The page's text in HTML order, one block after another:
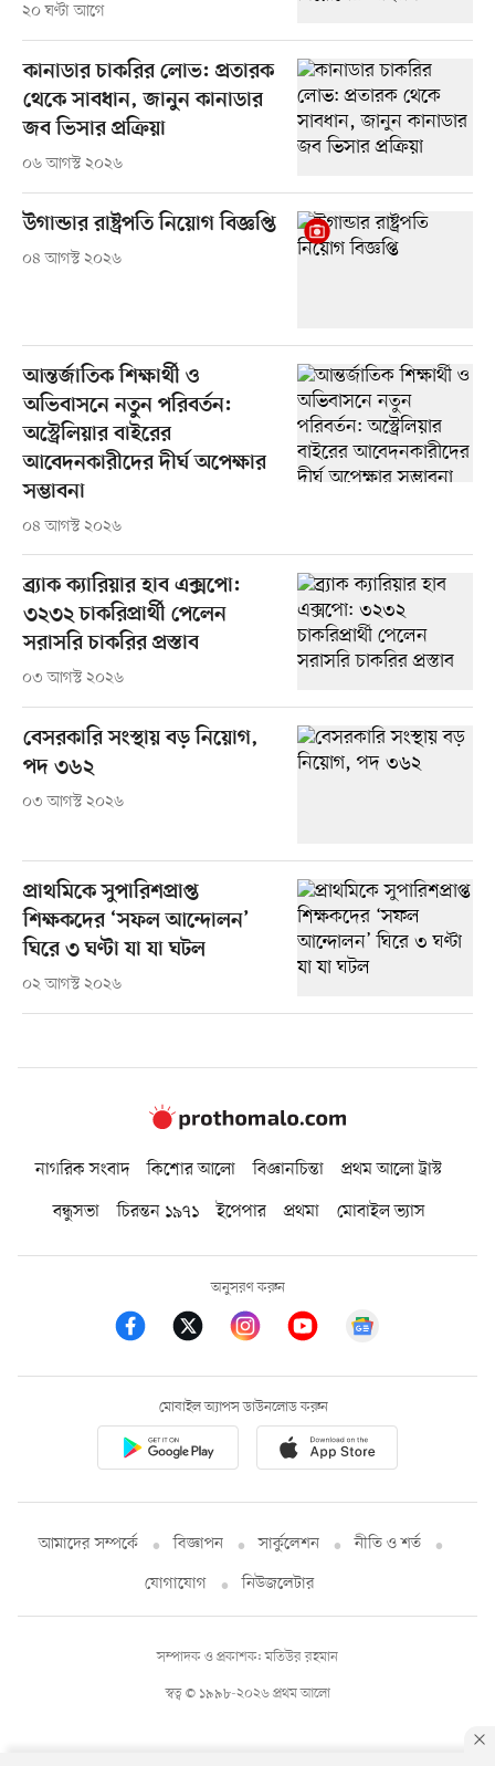
২০ ঘণ্টা আগে
কানাডার চাকরির লোভ: প্রতারক
থেকে সাবধান, জানুন কানাডার
জব ভিসার প্রক্রিয়া
০৬ আগস্ট ২০২৬
উগান্ডার রাষ্ট্রপতি নিয়োগ বিজ্ঞপ্তি
০৪ আগস্ট ২০২৬
আন্তর্জাতিক শিক্ষার্থী ও
অভিবাসনে নতুন পরিবর্তন:
অস্ট্রেলিয়ার বাইরের
আবেদনকারীদের দীর্ঘ অপেক্ষার
সম্ভাবনা
০৪ আগস্ট ২০২৬
ব্র্যাক ক্যারিয়ার হাব এক্সপো:
৩২৩২ চাকরিপ্রার্থী পেলেন
সরাসরি চাকরির প্রস্তাব
০৩ আগস্ট ২০২৬
বেসরকারি সংস্থায় বড় নিয়োগ,
পদ ৩৬২
০৩ আগস্ট ২০২৬
প্রাথমিকে সুপারিশপ্রাপ্ত
শিক্ষকদের ‘সফল আন্দোলন’
ঘিরে ৩ ঘণ্টা যা যা ঘটল
০২ আগস্ট ২০২৬
নাগরিক সংবাদ কিশোর আলো বিজ্ঞানচিন্তা
প্রথম আলো ট্রাস্ট
বন্ধুসভা
চিরন্তন ১৯৭১ ইপেপার প্রথমা মোবাইল ভ্যাস
অনুসরণ করুন
মোবাইল অ্যাপস ডাউনলোড করুন
আমাদের সম্পর্কে বিজ্ঞাপন সার্কুলেশন
নীতি ও শর্ত
যোগাযোগ
নিউজলেটার
স্বত্ব © ১৯৯৮-২০২৬ প্রথম আলো
সম্পাদক ও প্রকাশক: মতিউর রহমান